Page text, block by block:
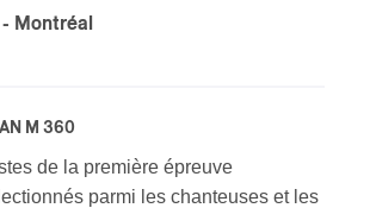
- Montréal
M 360
de la première épreuve
parmi les chanteuses et les